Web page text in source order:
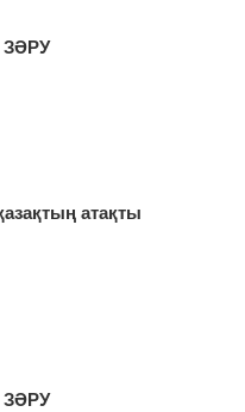
атақты